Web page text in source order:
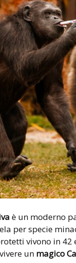
è un moderno
per specie
vivono in 42
un magico